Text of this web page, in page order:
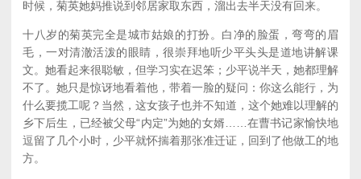
时候，菊英她妈推说到邻居家取东西，溜出去半天没有回来。
十八岁的菊英完全是城市姑娘的打扮。白净的脸蛋，弯弯的眉
毛，一对清澈活泼的眼睛，很崇拜地听少平头头是道地讲解课
文。她看起来很聪敏，但学习实在迟笨；少平说半天，她都理解
不了。她只是惊讶地看着他，带着一脸的疑问：你这么能行，为
什么要揽工呢？当然，这女孩子也并不知道，这个她难以理解的
乡下后生，已经被父母“内定”为她的女婿……在曹书记家愉快地
逗留了几个小时，少平就怀揣着那张准迁证，回到了他做工的地
方。